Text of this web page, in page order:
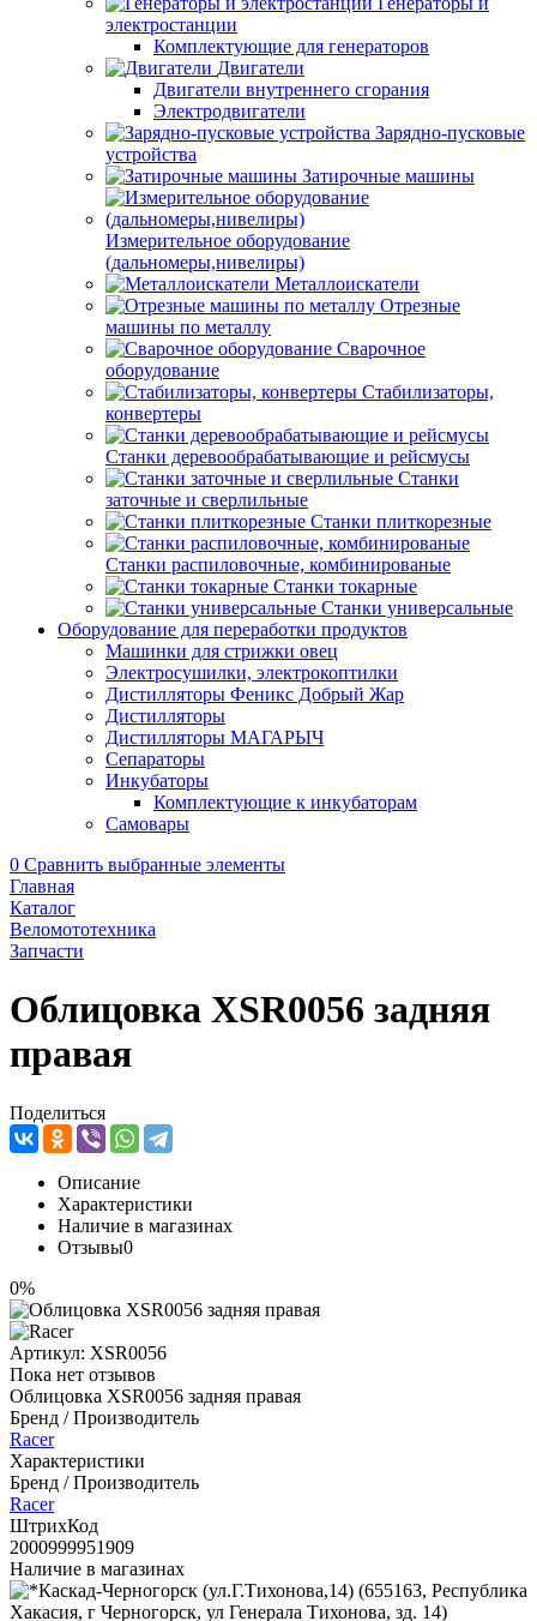
электростанции
Комплектующие для генераторов
Двигатели
Двигатели внутреннего сгорания
Электродвигатели
Зарядно-пусковые
устройства
Затирочные машины
Измерительное оборудование
(дальномеры,нивелиры)
Металлоискатели
Отрезные
машины по металлу
Сварочное
оборудование
Стабилизаторы,
конвертеры
Станки деревообрабатывающие и рейсмусы
Станки
заточные и сверлильные
Станки плиткорезные
Станки распиловочные, комбинированые
Станки токарные
Станки универсальные
Оборудование для переработки продуктов
Машинки для стрижки овец
Электросушилки, электрокоптилки
Дистилляторы Феникс Добрый Жар
Дистилляторы
Дистилляторы МАГАРЫЧ
Сепараторы
Инкубаторы
Комплектующие к инкубаторам
Самовары
0 Сравнить выбранные элементы
Главная
Каталог
Веломототехника
Запчасти
Облицовка XSR0056 задняя
правая
Поделиться
Описание
Характеристики
Наличие в магазинах
Отзывы0
0%
Артикул: XSR0056
Пока нет отзывов
Облицовка XSR0056 задняя правая
Бренд / Производитель
Racer
Характеристики
Бренд / Производитель
Racer
ШтрихКод
2000999951909
Наличие в магазинах